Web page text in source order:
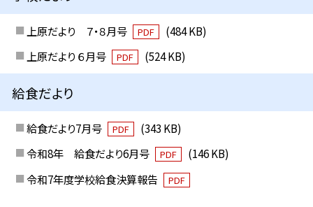
上原だより ７・８月号 PDF
(484 KB)
上原だより ６月号
PDF (524 KB)
給食だより
給食だより7月号 PDF
(343 KB)
令和8年 給食だより6月号
PDF
(146 KB)
令和7年度学校給食決算報告
PDF